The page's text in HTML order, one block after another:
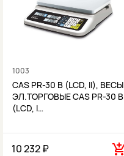
1003
CAS PR-30 B (LCD, II), ВЕСЫ
ЭЛ.ТОРГОВЫЕ CAS PR-30 B
(LCD, I…
10 232 ₽